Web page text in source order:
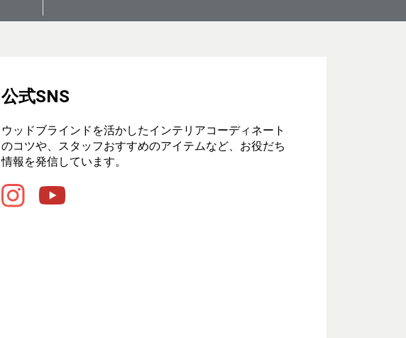
公式SNS
ウッドブラインドを活かしたインテリアコーディネート
のコツや、スタッフおすすめのアイテムなど、お役だち
情報を発信しています。